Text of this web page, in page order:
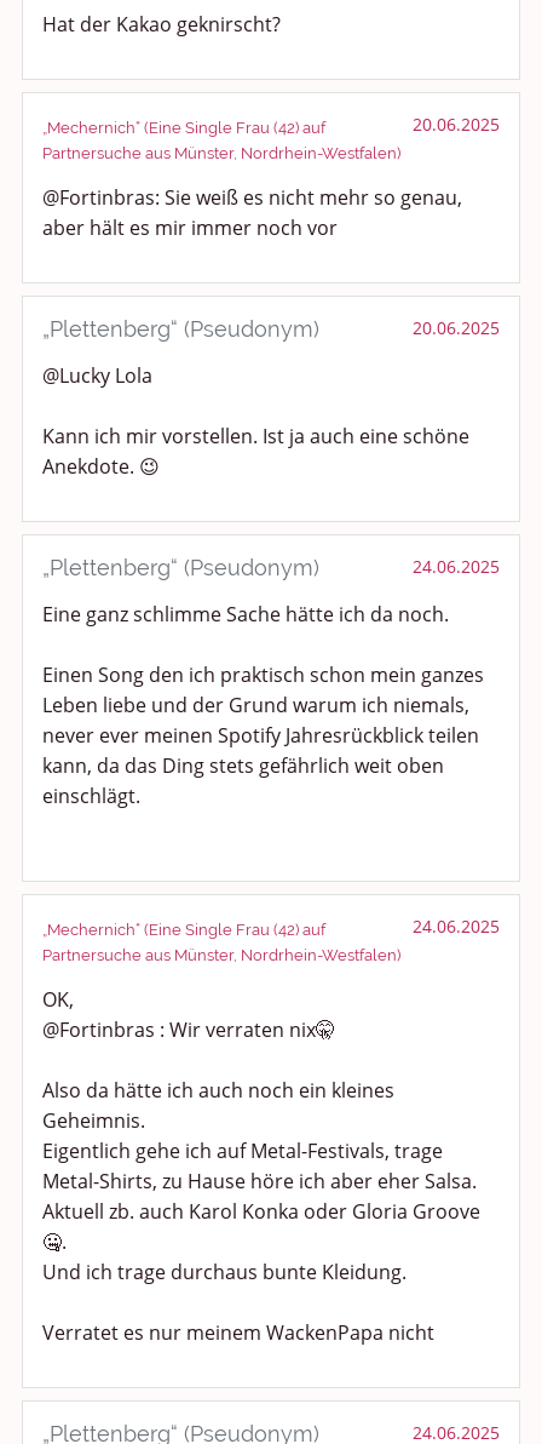
Hat der Kakao geknirscht?
„Mechernich“ (Eine Single Frau (42) auf
Partnersuche aus Münster, Nordrhein-Westfalen)
20.06.2025
@Fortinbras: Sie weiß es nicht mehr so genau,
aber hält es mir immer noch vor
„Plettenberg“ (Pseudonym) 20.06.2025
@Lucky Lola
Kann ich mir vorstellen. Ist ja auch eine schöne
Anekdote. 😉
„Plettenberg“ (Pseudonym) 24.06.2025
Eine ganz schlimme Sache hätte ich da noch.
Einen Song den ich praktisch schon mein ganzes
Leben liebe und der Grund warum ich niemals,
never ever meinen Spotify Jahresrückblick teilen
kann, da das Ding stets gefährlich weit oben
einschlägt.
„Mechernich“ (Eine Single Frau (42) auf
Partnersuche aus Münster, Nordrhein-Westfalen)
24.06.2025
OK,
@Fortinbras : Wir verraten nix🤫
Also da hätte ich auch noch ein kleines
Geheimnis.
Eigentlich gehe ich auf Metal-Festivals, trage
Metal-Shirts, zu Hause höre ich aber eher Salsa.
Aktuell zb. auch Karol Konka oder Gloria Groove
🤐.
Und ich trage durchaus bunte Kleidung.
Verratet es nur meinem WackenPapa nicht
„Plettenberg“ (Pseudonym) 24.06.2025